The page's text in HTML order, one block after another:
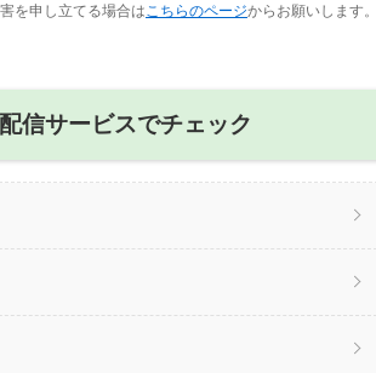
を申し立てる場合は こちらのページからお願いします。
信サービスでチェック